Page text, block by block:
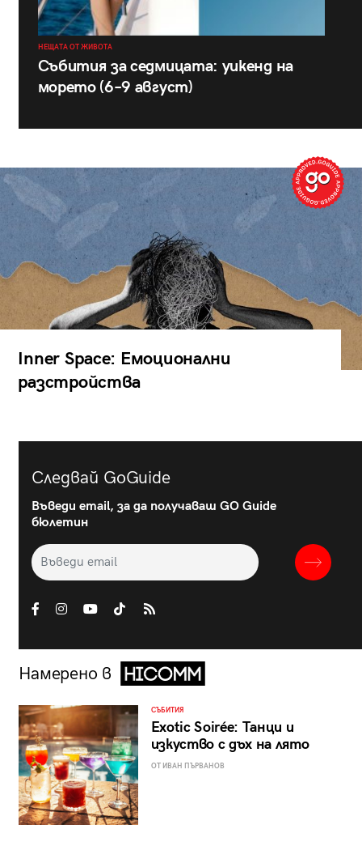
НЕЩАТА ОТ ЖИВОТА
Събития за седмицата: уикенд на
морето (6–9 август)
Inner Space: Емоционални
разстройства
Следвай GoGuide
Въведи email, за да получаваш GO Guide
бюлетин
Намерено в
СЪБИТИЯ
Exotic Soirée: Танци и
изкуство с дъх на лято
ОТ ИВАН ПЪРВАНОВ